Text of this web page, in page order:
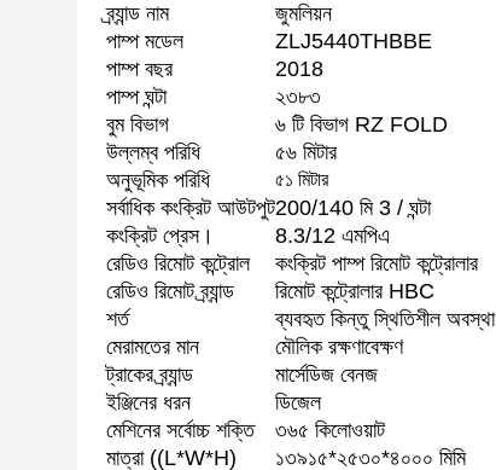
ব্র্যান্ড নাম
জুমলিয়ন
পাম্প মডেল
ZLJ5440THBBE
পাম্প বছর
2018
পাম্প ঘন্টা
২৩৮৩
বুম বিভাগ
৬ টি বিভাগ RZ FOLD
উল্লম্ব পরিধি
৫৬ মিটার
অনুভূমিক পরিধি
৫১ মিটার
সর্বাধিক কংক্রিট আউটপুট200/140 মি 3 / ঘন্টা
কংক্রিট প্রেস।
8.3/12 এমপিএ
রেডিও রিমোট কন্ট্রোল
কংক্রিট পাম্প রিমোট কন্ট্রোলার
রেডিও রিমোট ব্র্যান্ড
রিমোট কন্ট্রোলার HBC
শর্ত
ব্যবহৃত কিন্তু স্থিতিশীল অবস্থা
মেরামতের মান
মৌলিক রক্ষণাবেক্ষণ
ট্রাকের ব্র্যান্ড
মার্সেডিজ বেনজ
ইঞ্জিনের ধরন
ডিজেল
মেশিনের সর্বোচ্চ শক্তি
৩৬৫ কিলোওয়াট
মাত্রা ((L*W*H)
১৩৯১৫*২৫৩০*৪০০০ মিমি